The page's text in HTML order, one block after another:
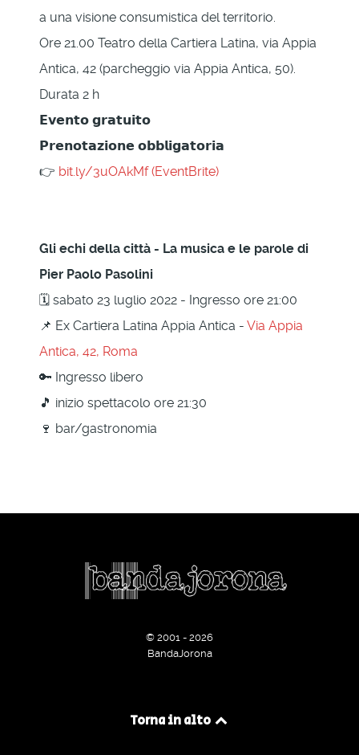
a una visione consumistica del territorio.
Ore 21.00 Teatro della Cartiera Latina, via Appia
Antica, 42 (parcheggio via Appia Antica, 50).
Durata 2 h
𝗘𝘃𝗲𝗻𝘁𝗼 𝗴𝗿𝗮𝘁𝘂𝗶𝘁𝗼
𝗣𝗿𝗲𝗻𝗼𝘁𝗮𝘇𝗶𝗼𝗻𝗲 𝗼𝗯𝗯𝗹𝗶𝗴𝗮𝘁𝗼𝗿𝗶𝗮
👉 bit.ly/3uOAkMf (EventBrite)
Gli echi della città - La musica e le parole di
Pier Paolo Pasolini
🗓 sabato 23 luglio 2022 - Ingresso ore 21:00
📌 Ex Cartiera Latina Appia Antica - Via Appia
Antica, 42, Roma
🔑 Ingresso libero
🎵 inizio spettacolo ore 21:30
🍷 bar/gastronomia
© 2001 - 2026
BandaJorona
Torna in alto